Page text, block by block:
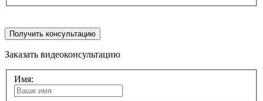
Получить консультацию
Заказать видеоконсультацию
Имя: